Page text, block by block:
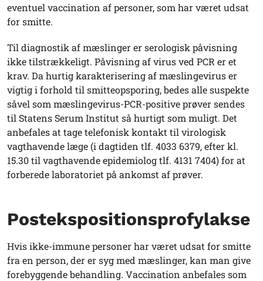
eventuel vaccination af personer, som har været udsat
for smitte.
Til diagnostik af mæslinger er serologisk påvisning
ikke tilstrækkeligt. Påvisning af virus ved PCR er et
krav. Da hurtig karakterisering af mæslingevirus er
vigtig i forhold til smitteopsporing, bedes alle suspekte
såvel som mæslingevirus-PCR-positive prøver sendes
til Statens Serum Institut så hurtigt som muligt. Det
anbefales at tage telefonisk kontakt til virologisk
vagthavende læge (i dagtiden tlf. 4033 6379, efter kl.
15.30 til vagthavende epidemiolog tlf. 4131 7404) for at
forberede laboratoriet på ankomst af prøver.
Postekspositionsprofylakse
Hvis ikke-immune personer har været udsat for smitte
fra en person, der er syg med mæslinger, kan man give
forebyggende behandling. Vaccination anbefales som